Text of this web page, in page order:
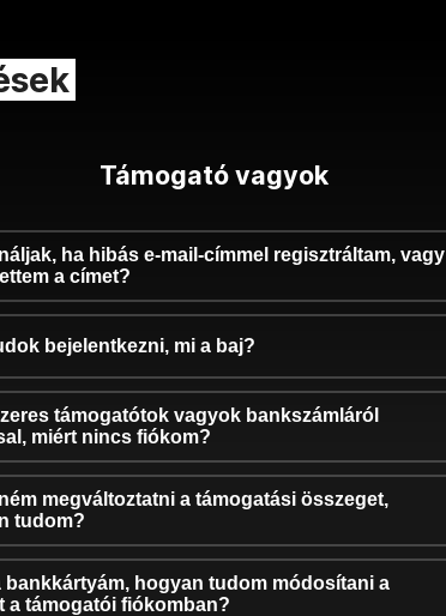
Támogató vagyok
ha hibás e-mail-címmel regisztráltam, vagy
a címet?
bejelentkezni, mi a baj?
támogatótok vagyok bankszámláról
miért nincs fiókom?
megváltoztatni a támogatási összeget,
tudom?
bankkártyám, hogyan tudom módosítani a
a támogatói fiókomban?